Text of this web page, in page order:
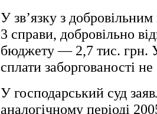
У зв’язку з
3 справи, добровільно
бюджету — 2,7 тис. грн.
сплати заборгованості
У господарський суд
аналогічному періоді